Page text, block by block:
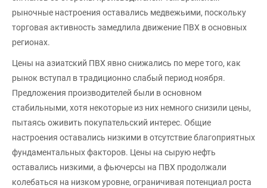
рыночные настроения оставались медвежьими, поскольку
торговая активность замедлила движение ПВХ в основных
регионах.
Цены на азиатский ПВХ явно снижались по мере того, как
рынок вступал в традиционно слабый период ноября.
Предложения производителей были в основном
стабильными, хотя некоторые из них немного снизили цены,
пытаясь оживить покупательский интерес. Общие
настроения оставались низкими в отсутствие благоприятных
фундаментальных факторов. Цены на сырую нефть
оставались низкими, а фьючерсы на ПВХ продолжали
колебаться на низком уровне, ограничивая потенциал роста